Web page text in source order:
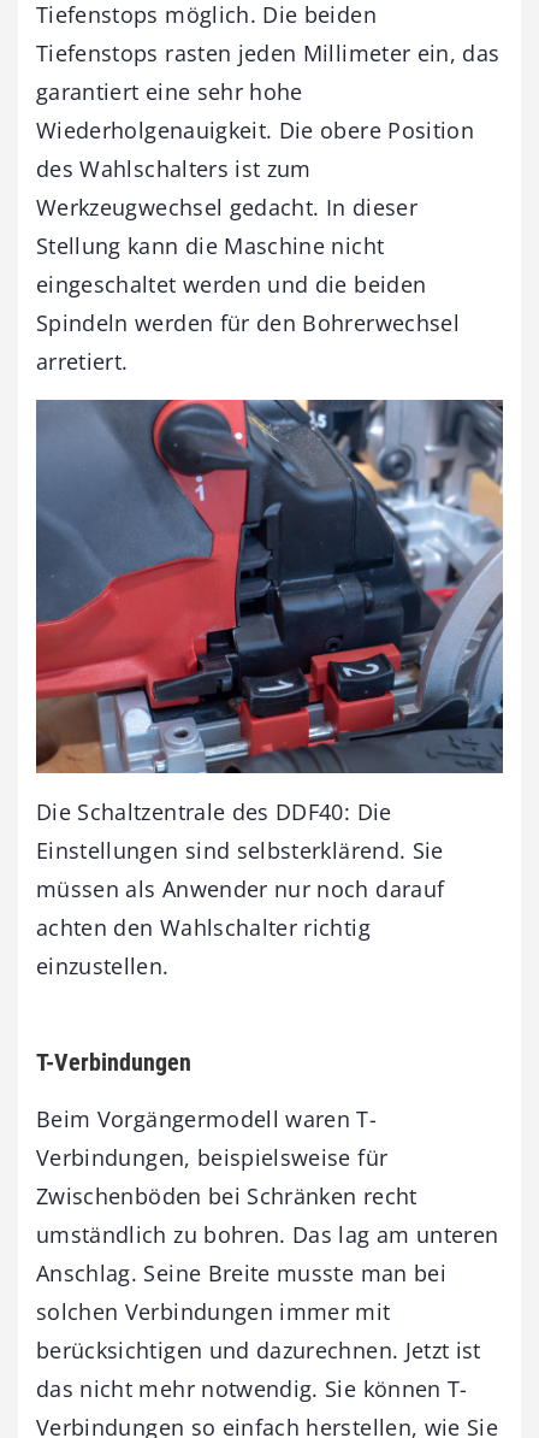
Tiefenstops möglich. Die beiden
Tiefenstops rasten jeden Millimeter ein, das
garantiert eine sehr hohe
Wiederholgenauigkeit. Die obere Position
des Wahlschalters ist zum
Werkzeugwechsel gedacht. In dieser
Stellung kann die Maschine nicht
eingeschaltet werden und die beiden
Spindeln werden für den Bohrerwechsel
arretiert.
Die Schaltzentrale des DDF40: Die
Einstellungen sind selbsterklärend. Sie
müssen als Anwender nur noch darauf
achten den Wahlschalter richtig
einzustellen.
T-Verbindungen
Beim Vorgängermodell waren T-
Verbindungen, beispielsweise für
Zwischenböden bei Schränken recht
umständlich zu bohren. Das lag am unteren
Anschlag. Seine Breite musste man bei
solchen Verbindungen immer mit
berücksichtigen und dazurechnen. Jetzt ist
das nicht mehr notwendig. Sie können T-
Verbindungen so einfach herstellen, wie Sie